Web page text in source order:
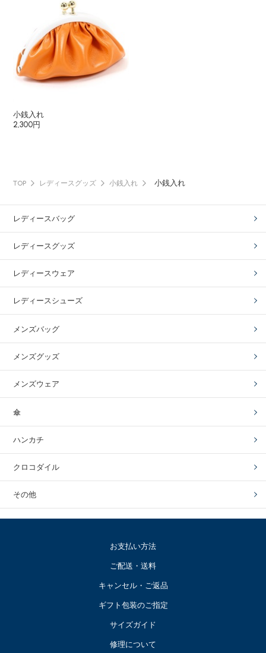
小銭入れ
2,300円
TOP レディースグッズ 小銭入れ 小銭入れ
レディースバッグ
レディースグッズ
レディースウェア
レディースシューズ
メンズバッグ
メンズグッズ
メンズウェア
傘
ハンカチ
クロコダイル
その他
お支払い方法
ご配送・送料
キャンセル・ご返品
ギフト包装のご指定
サイズガイド
修理について